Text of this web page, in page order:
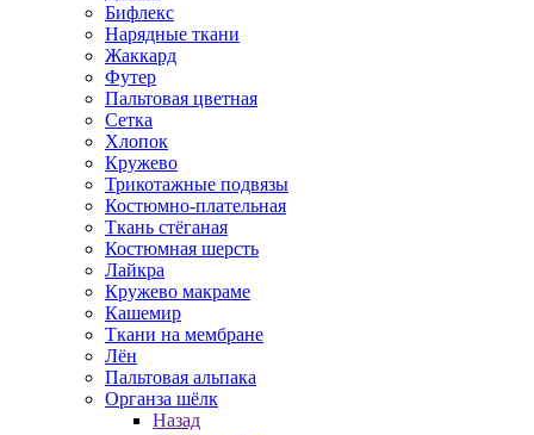
Бифлекс
Нарядные ткани
Жаккард
Футер
Пальтовая цветная
Сетка
Хлопок
Кружево
Трикотажные подвязы
Костюмно-плательная
Ткань стёганая
Костюмная шерсть
Лайкра
Кружево макраме
Кашемир
Ткани на мембране
Лён
Пальтовая альпака
Органза шёлк
Назад